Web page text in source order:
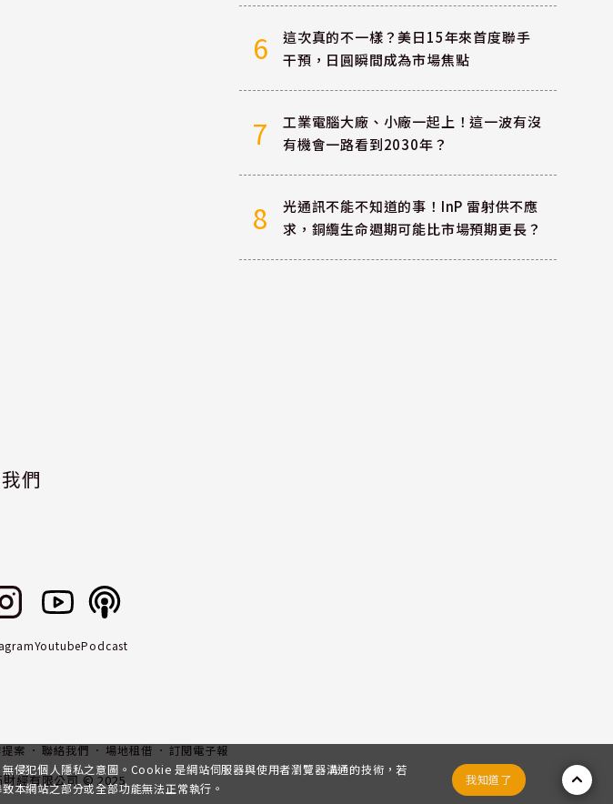
6
這次真的不一樣？美日15年來首度聯手
干預，日圓瞬間成為市場焦點
7
工業電腦大廠、小廠一起上！這一波有沒
有機會一路看到2030年？
8
光通訊不能不知道的事！InP 雷射供不應
求，銅纜生命週期可能比市場預期更長？
們
YoutubePodcast
案 聯絡我們 場地租借 訂閱電子報
經有限公司 © 2025
侵犯個人隱私之意圖。Cookie 是網站伺服器與使用者瀏覽器溝通的技術，若
本網站之部分或全部功能無法正常執行。
我知道了